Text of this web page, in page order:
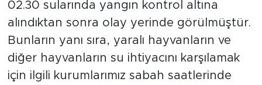
02.30 sularında yangın kontrol altına
alındıktan sonra olay yerinde görülmüştür.
Bunların yanı sıra, yaralı hayvanların ve
diğer hayvanların su ihtiyacını karşılamak
için ilgili kurumlarımız sabah saatlerinde